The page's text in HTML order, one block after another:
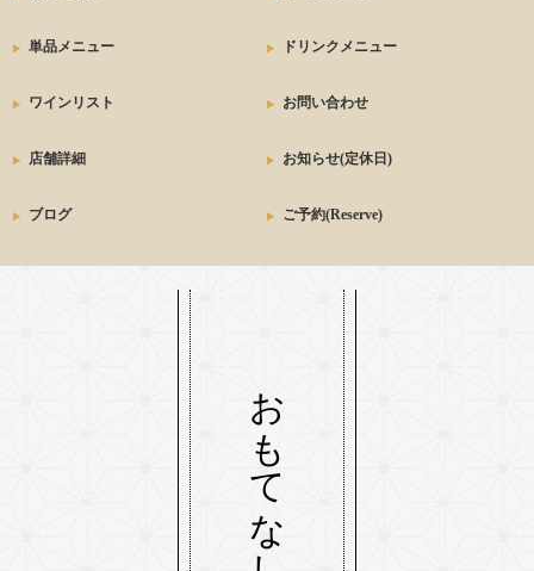
単品メニュー ドリンクメニュー
ワインリスト お問い合わせ
店舗詳細 お知らせ(定休日)
ブログ ご予約(Reserve)
おもてなし